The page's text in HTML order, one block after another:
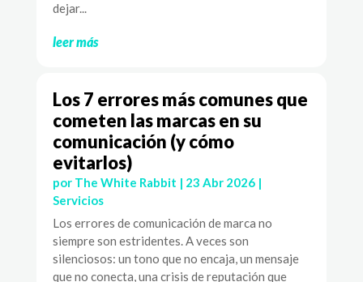
dejar...
leer más
Los 7 errores más comunes que
cometen las marcas en su
comunicación (y cómo
evitarlos)
por The White Rabbit | 23 Abr 2026|
Servicios
Los errores de comunicación de marca no
siempre son estridentes. A veces son
silenciosos: un tono que no encaja, un mensaje
que no conecta, una crisis de reputación que